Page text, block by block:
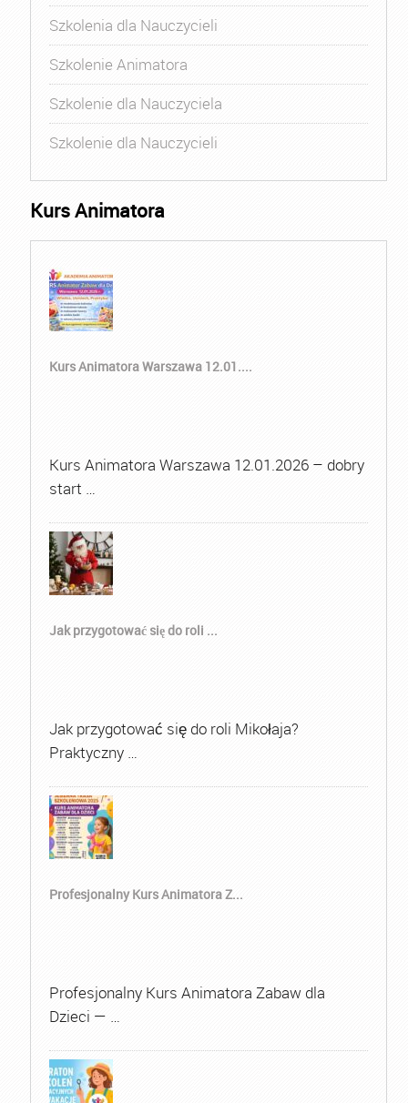
Szkolenia dla Nauczycieli
Szkolenie Animatora
Szkolenie dla Nauczyciela
Szkolenie dla Nauczycieli
Kurs Animatora
Kurs Animatora Warszawa 12.01....
Kurs Animatora Warszawa 12.01.2026 – dobry
start …
Jak przygotować się do roli ...
Jak przygotować się do roli Mikołaja?
Praktyczny …
Profesjonalny Kurs Animatora Z...
Profesjonalny Kurs Animatora Zabaw dla
Dzieci — …